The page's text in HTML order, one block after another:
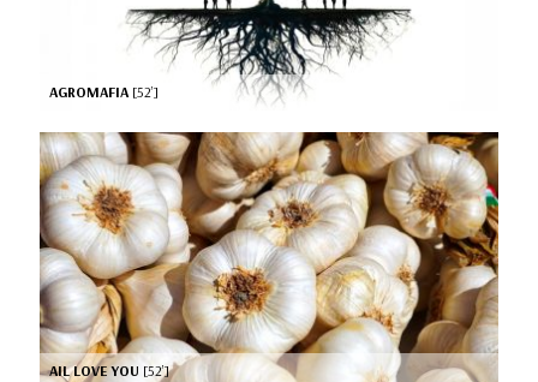
AGROMAFIA [52’]
AIL LOVE YOU [52’]